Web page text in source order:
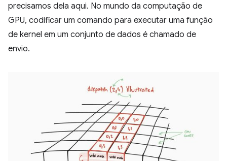
precisamos dela aqui. No mundo da computação de
GPU, codificar um comando para executar uma função
de kernel em um conjunto de dados é chamado de
envio.